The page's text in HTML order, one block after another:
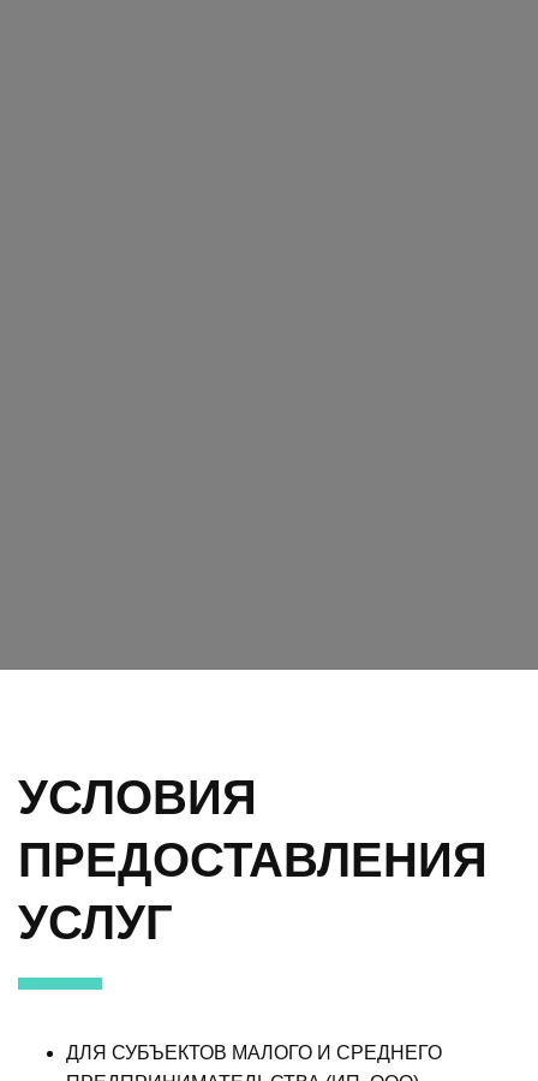
УСЛОВИЯ
ПРЕДОСТАВЛЕНИЯ
УСЛУГ
ДЛЯ СУБЪЕКТОВ МАЛОГО И СРЕДНЕГО